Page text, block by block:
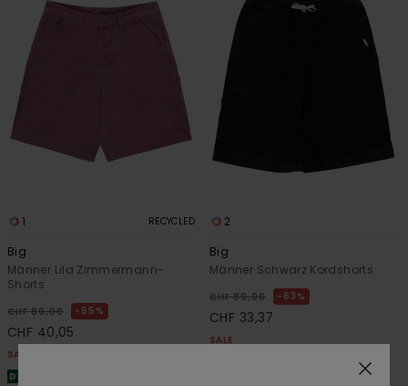
1 RECYCLED
Big
Männer Lila Zimmermann-
Shorts
CHF 89,00 55%
CHF 40,05
SALE
DOPPELTER RABATT EXTRA 25 %
2
Big
Männer Schwarz Kordshorts
CHF 89,00 63%
CHF 33,37
SALE
DOPPELTER RABATT EXTRA 25 %